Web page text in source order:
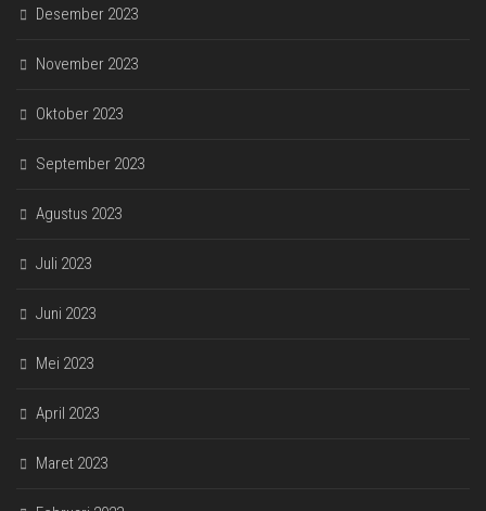
Desember 2023
November 2023
Oktober 2023
September 2023
Agustus 2023
Juli 2023
Juni 2023
Mei 2023
April 2023
Maret 2023